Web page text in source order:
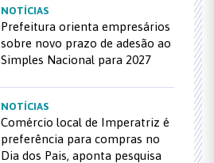
NOTÍCIAS
Prefeitura orienta empresários
sobre novo prazo de adesão ao
Simples Nacional para 2027
NOTÍCIAS
Comércio local de Imperatriz é
preferência para compras no
Dia dos Pais, aponta pesquisa